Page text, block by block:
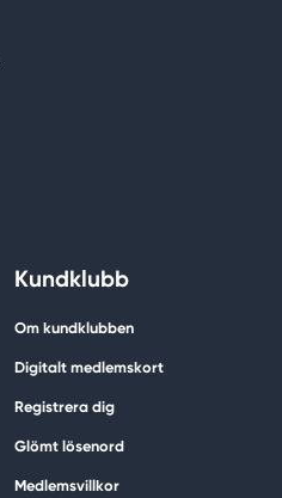
Kundklubb
Om kundklubben
Digitalt medlemskort
Registrera dig
Glömt lösenord
Medlemsvillkor